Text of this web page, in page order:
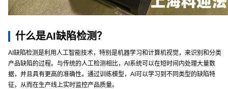
什么是AI缺陷检测？
AI缺陷检测是利用人工智能技术，特别是机器学习和计算机视觉，来识别和分类
产品缺陷的过程。与传统的人工检测相比，AI系统可以在短时间内处理大量数
据，并且具有更高的准确性。通过训练模型，AI可以学习到不同类型的缺陷特
征，从而在生产线上实时监控产品质量。